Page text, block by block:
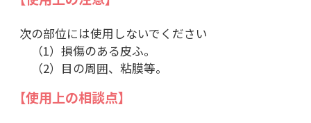
次の部位には使用しないでください
（1）損傷のある皮ふ。
（2）目の周囲、粘膜等。
【使用上の相談点】